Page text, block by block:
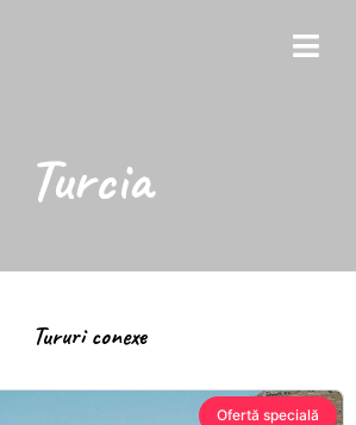
Turcia
Tururi conexe
Ofertă specială